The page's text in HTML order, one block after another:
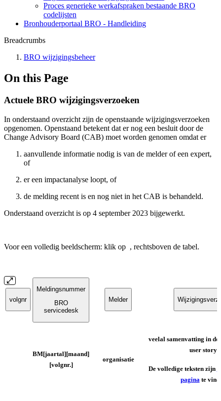
Proces generieke werkafspraken bestaande BRO
codelijsten
Bronhouderportaal BRO - Handleiding
Breadcrumbs
BRO wijzigingsbeheer
On this Page
Actuele BRO wijzigingsverzoeken
In onderstaand overzicht zijn de openstaande wijzigingsverzoeken
opgenomen. Openstaand betekent dat er nog een besluit door de
Change Advisory Board (CAB) moet worden genomen omdat er
aanvullende informatie nodig is van de melder of een expert,
of
er een impactanalyse loopt, of
de melding recent is en nog niet in het CAB is behandeld.
Onderstaand overzicht is op 4 september 2023 bijgewerkt.
Voor een volledig beeldscherm: klik op , rechtsboven de tabel.
volgnr
Meldingsnummer
BRO
servicedesk
Melder
BM[jaartal][maand]
[volgnr.]
organisatie
veelal samenvatting in de
user story
De volledige teksten zijn
paginate